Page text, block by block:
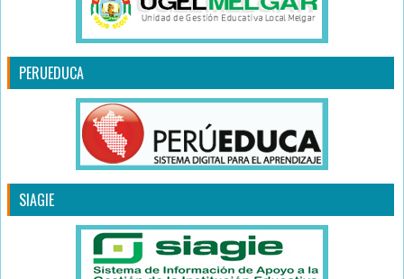
PERUEDUCA
SIAGIE